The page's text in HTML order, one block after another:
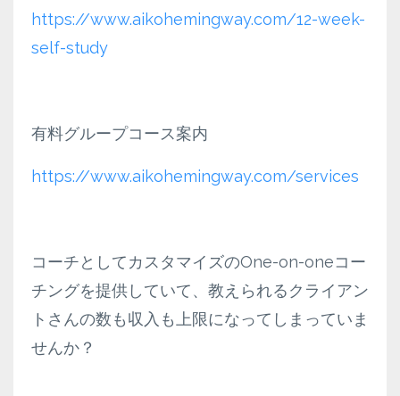
https://www.aikohemingway.com/12-week-
self-study
有料グループコース案内
https://www.aikohemingway.com/services
コーチとしてカスタマイズのOne-on-oneコー
チングを提供していて、教えられるクライアン
トさんの数も収入も上限になってしまっていま
せんか？